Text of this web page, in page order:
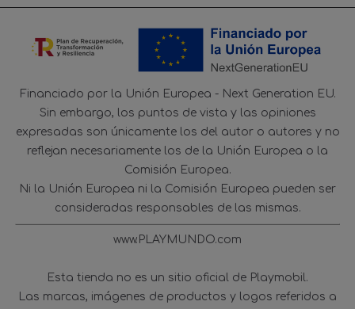
Financiado por la Unión Europea - Next Generation EU.
Sin embargo, los puntos de vista y las opiniones
expresadas son únicamente los del autor o autores y no
reflejan necesariamente los de la Unión Europea o la
Comisión Europea.
Ni la Unión Europea ni la Comisión Europea pueden ser
consideradas responsables de las mismas.
www.PLAYMUNDO.com
Esta tienda no es un sitio oficial de Playmobil.
Las marcas, imágenes de productos y logos referidos a